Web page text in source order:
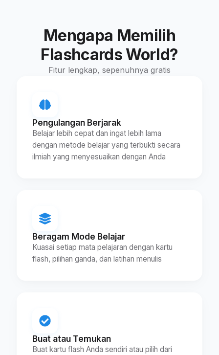
Mengapa Memilih
Flashcards World?
Fitur lengkap, sepenuhnya gratis
Pengulangan Berjarak
Belajar lebih cepat dan ingat lebih lama
dengan metode belajar yang terbukti secara
ilmiah yang menyesuaikan dengan Anda
Beragam Mode Belajar
Kuasai setiap mata pelajaran dengan kartu
flash, pilihan ganda, dan latihan menulis
Buat atau Temukan
Buat kartu flash Anda sendiri atau pilih dari